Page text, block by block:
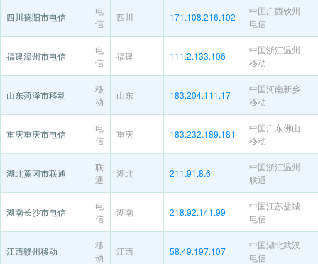
四川德阳市电信
电
信
四川 171.108.216.102
中国广西钦州
电信
福建漳州市电信
电
信
福建 111.2.133.106
中国浙江温州
移动
山东菏泽市移动
移
动
山东 183.204.111.17
中国河南新乡
移动
重庆重庆市电信
电
信
重庆 183.232.189.181
中国广东佛山
移动
湖北黄冈市联通
联
通
湖北 211.91.8.6
中国浙江温州
联通
湖南长沙市电信
电
信
湖南 218.92.141.99
中国江苏盐城
电信
江西赣州移动
移
动
江西 58.49.197.107
中国湖北武汉
电信